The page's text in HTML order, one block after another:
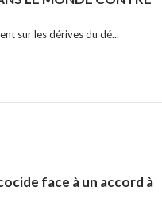
sur les dérives du dé...
face à un accord à